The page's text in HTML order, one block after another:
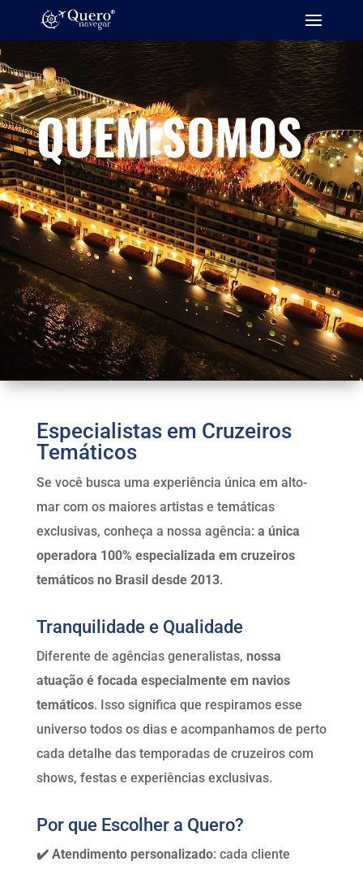
QUEM SOMOS
Especialistas em Cruzeiros
Temáticos
Se você busca uma experiência única em alto-
mar com os maiores artistas e temáticas
exclusivas, conheça a nossa agência: a única
operadora 100% especializada em cruzeiros
temáticos no Brasil desde 2013.
Tranquilidade e Qualidade
Diferente de agências generalistas, nossa
atuação é focada especialmente em navios
temáticos. Isso significa que respiramos esse
universo todos os dias e acompanhamos de perto
cada detalhe das temporadas de cruzeiros com
shows, festas e experiências exclusivas.
Por que Escolher a Quero?
✔️ Atendimento personalizado: cada cliente